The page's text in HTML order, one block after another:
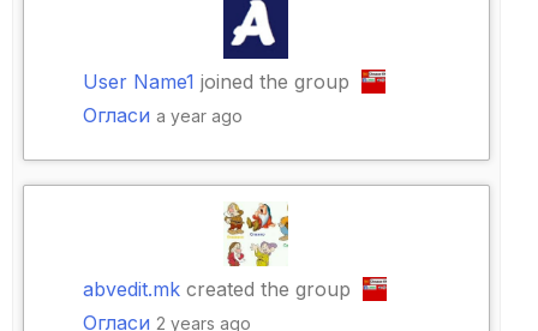
User Name1 joined the group
Огласи a year ago
abvedit.mk created the group
Огласи 2 years ago